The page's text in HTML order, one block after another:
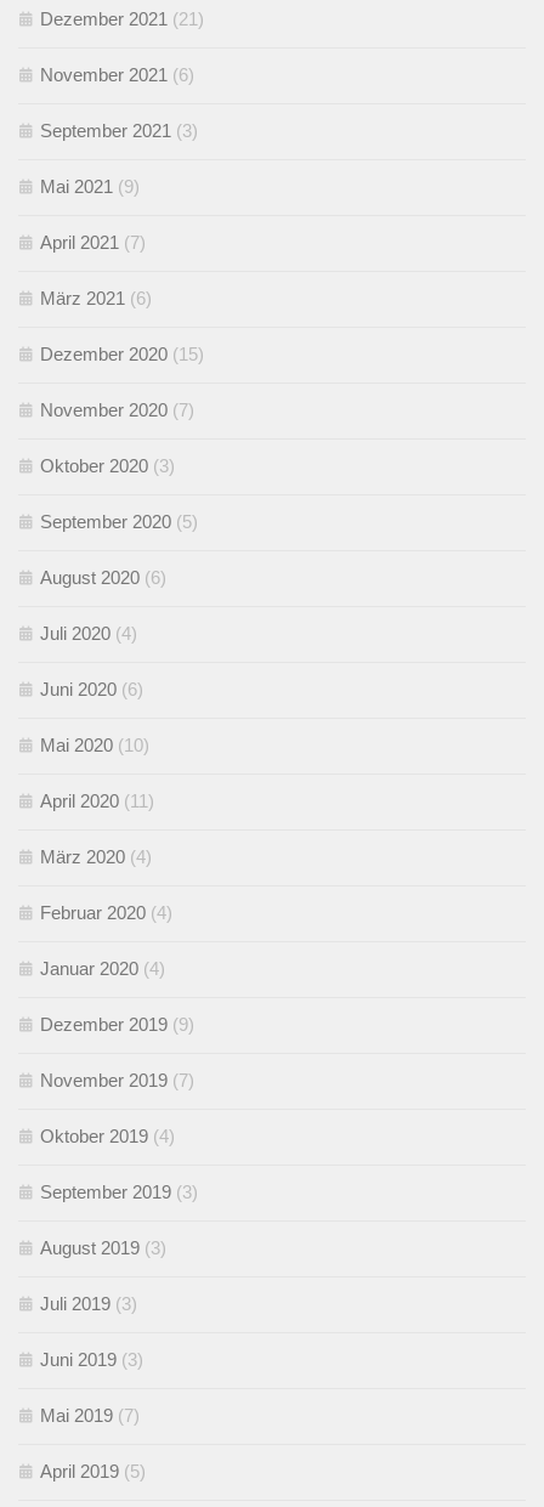
Dezember 2021 (21)
November 2021 (6)
September 2021 (3)
Mai 2021 (9)
April 2021 (7)
März 2021 (6)
Dezember 2020 (15)
November 2020 (7)
Oktober 2020 (3)
September 2020 (5)
August 2020 (6)
Juli 2020 (4)
Juni 2020 (6)
Mai 2020 (10)
April 2020 (11)
März 2020 (4)
Februar 2020 (4)
Januar 2020 (4)
Dezember 2019 (9)
November 2019 (7)
Oktober 2019 (4)
September 2019 (3)
August 2019 (3)
Juli 2019 (3)
Juni 2019 (3)
Mai 2019 (7)
April 2019 (5)